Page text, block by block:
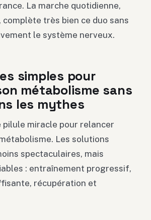
La marche quotidienne,
très bien ce duo sans
le système nerveux.
simples pour
métabolisme sans
les mythes
pilule miracle pour relancer
Les solutions
spectaculaires, mais
: entraînement progressif,
récupération et